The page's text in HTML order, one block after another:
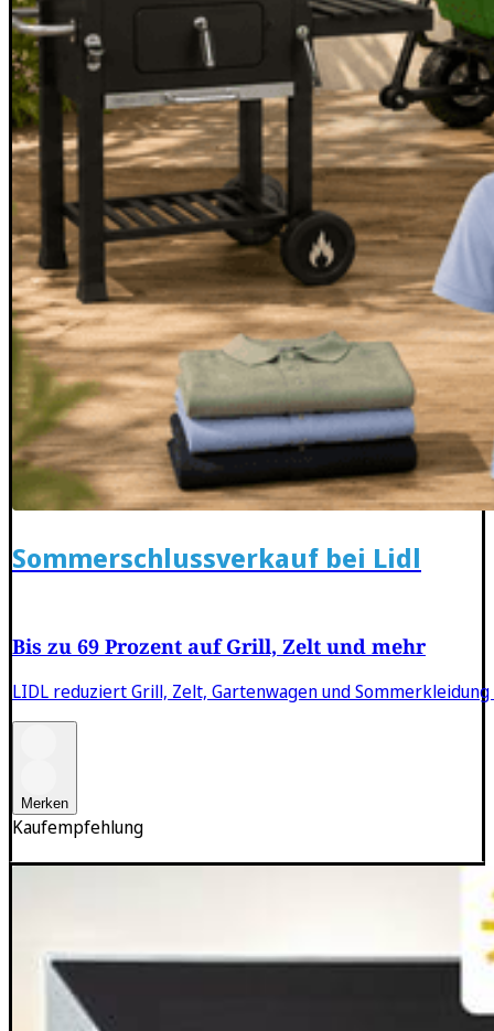
Kaufempfehlung
Sommerschlussverkauf bei Lidl
Bis zu 69 Prozent auf Grill, Zelt und mehr
LIDL reduziert Grill, Zelt, Gartenwagen und
Merken